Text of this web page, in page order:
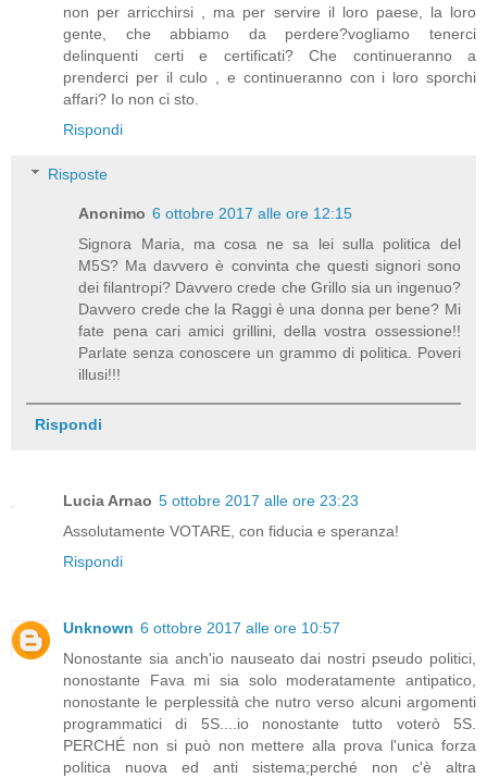
non per arricchirsi , ma per servire il loro paese, la loro
gente, che abbiamo da perdere?vogliamo tenerci
delinquenti certi e certificati? Che continueranno a
prenderci per il culo , e continueranno con i loro sporchi
affari? Io non ci sto.
Rispondi
Risposte
Anonimo 6 ottobre 2017 alle ore 12:15
Signora Maria, ma cosa ne sa lei sulla politica del
M5S? Ma davvero è convinta che questi signori sono
dei filantropi? Davvero crede che Grillo sia un ingenuo?
Davvero crede che la Raggi è una donna per bene? Mi
fate pena cari amici grillini, della vostra ossessione!!
Parlate senza conoscere un grammo di politica. Poveri
illusi!!!
Rispondi
Lucia Arnao 5 ottobre 2017 alle ore 23:23
Assolutamente VOTARE, con fiducia e speranza!
Rispondi
Unknown 6 ottobre 2017 alle ore 10:57
Nonostante sia anch'io nauseato dai nostri pseudo politici,
nonostante Fava mi sia solo moderatamente antipatico,
nonostante le perplessità che nutro verso alcuni argomenti
programmatici di 5S....io nonostante tutto voterò 5S.
PERCHÉ non si può non mettere alla prova l'unica forza
politica nuova ed anti sistema;perché non c'è altra